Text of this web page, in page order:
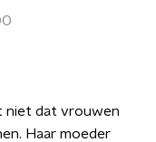
niet dat vrouwen
Haar moeder